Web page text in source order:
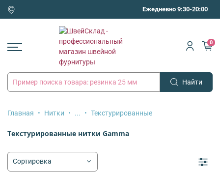
Ежедневно 9:30-20:00
Найти
0
Главная Нитки ... Текстурированные
Текстурированные нитки Gamma